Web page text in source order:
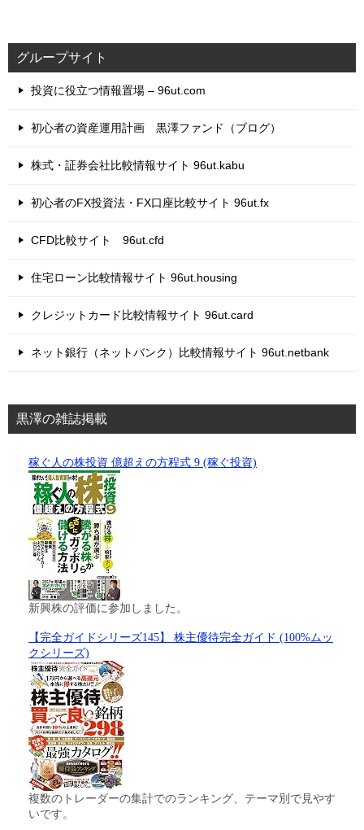
グループサイト
投資に役立つ情報置場 – 96ut.com
初心者の資産運用計画 黒澤ファンド（ブログ）
株式・証券会社比較情報サイト 96ut.kabu
初心者のFX投資法・FX口座比較サイト 96ut.fx
CFD比較サイト 96ut.cfd
住宅ローン比較情報サイト 96ut.housing
クレジットカード比較情報サイト 96ut.card
ネット銀行（ネットバンク）比較情報サイト 96ut.netbank
黒澤の雑誌掲載
稼ぐ人の株投資 億超えの方程式 9 (稼ぐ投資)
新興株の評価に参加しました。
【完全ガイドシリーズ145】 株主優待完全ガイド (100%ムッ
クシリーズ)
複数のトレーダーの集計でのランキング、テーマ別で見やす
いです。